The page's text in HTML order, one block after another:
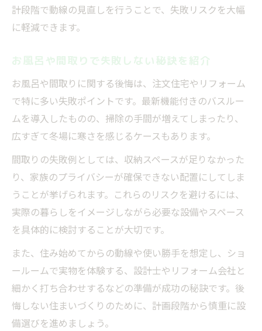
計段階で動線の見直しを行うことで、失敗リスクを大幅
に軽減できます。
お風呂や間取りで失敗しない秘訣を紹介
お風呂や間取りに関する後悔は、注文住宅やリフォーム
で特に多い失敗ポイントです。最新機能付きのバスルー
ムを導入したものの、掃除の手間が増えてしまったり、
広すぎて冬場に寒さを感じるケースもあります。
間取りの失敗例としては、収納スペースが足りなかった
り、家族のプライバシーが確保できない配置にしてしま
うことが挙げられます。これらのリスクを避けるには、
実際の暮らしをイメージしながら必要な設備やスペース
を具体的に検討することが大切です。
また、住み始めてからの動線や使い勝手を想定し、ショ
ールームで実物を体験する、設計士やリフォーム会社と
細かく打ち合わせするなどの準備が成功の秘訣です。後
悔しない住まいづくりのために、計画段階から慎重に設
備選びを進めましょう。